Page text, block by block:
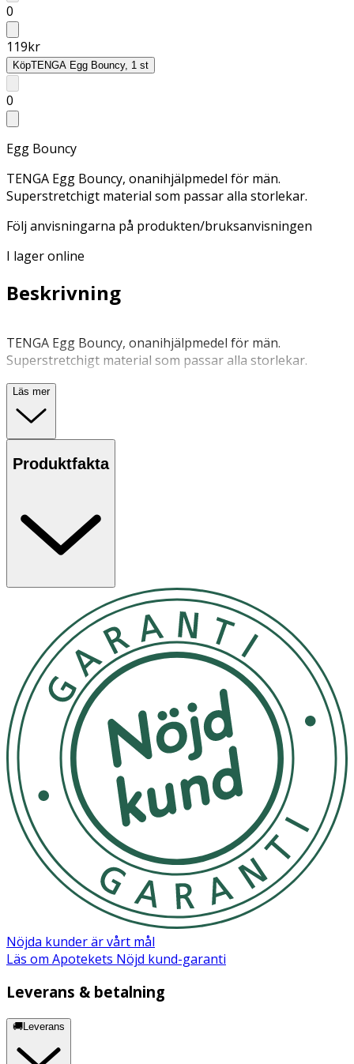
0
119kr
KöpTENGA Egg Bouncy, 1 st
0
Egg Bouncy
TENGA Egg Bouncy, onanihjälpmedel för män.
Superstretchigt material som passar alla storlekar.
Följ anvisningarna på produkten/bruksanvisningen
I lager online
Beskrivning
TENGA Egg Bouncy, onanihjälpmedel för män.
Superstretchigt material som passar alla storlekar.
Vid behov
OK för gravida och ammande:
Läs mer
Produktfakta
Nöjda kunder är vårt mål
Läs om Apotekets Nöjd kund-garanti
Leverans & betalning
🚚Leverans